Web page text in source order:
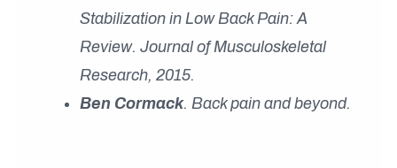
Stabilization in Low Back Pain: A
Review. Journal of Musculoskeletal
Research, 2015.
Ben Cormack. Back pain and beyond.